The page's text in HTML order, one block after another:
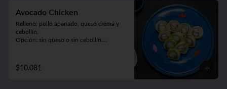
Avocado Chicken
Relleno: pollo apanado, queso crema y
cebollín.
Opción: sin queso o sin cebollín.
$10.081